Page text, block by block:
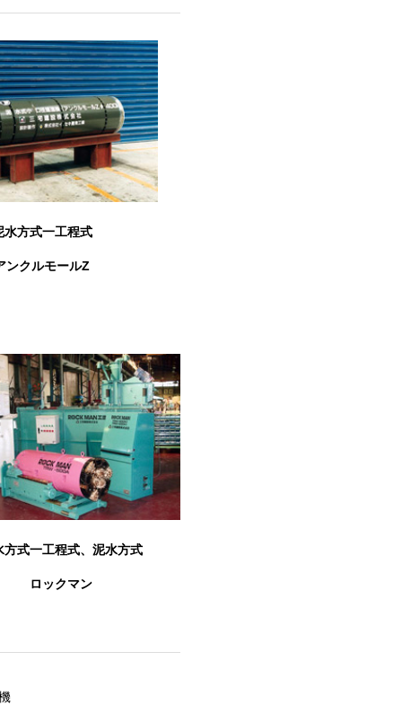
水方式一工程式
ンクルモールZ
方式一工程式、泥水方式
ロックマン